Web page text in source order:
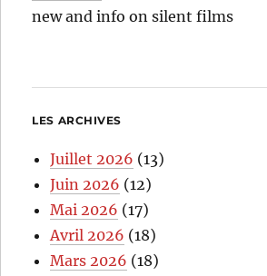
new and info on silent films
LES ARCHIVES
Juillet 2026 (13)
Juin 2026 (12)
Mai 2026 (17)
Avril 2026 (18)
Mars 2026 (18)